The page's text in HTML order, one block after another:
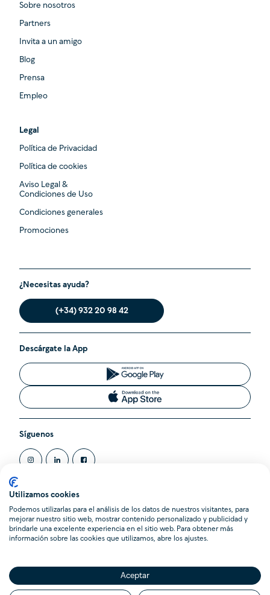
Sobre nosotros
Partners
Invita a un amigo
Blog
Prensa
Empleo
Legal
Política de Privacidad
Política de cookies
Aviso Legal &
Condiciones de Uso
Condiciones generales
Promociones
¿Necesitas ayuda?
(+34) 932 20 98 42
Descárgate la App
Síguenos
@2020 Cleverea SL. Todos los derechos reservados.
Cleverea es una Agencia de Suscripción inscrita en el Registro
Administrativo de la Dirección General de Seguros y Fondos de
Utilizamos cookies
Podemos utilizarlas para el análisis de los datos de nuestros visitantes, para
mejorar nuestro sitio web, mostrar contenido personalizado y publicidad y
brindarle una excelente experiencia en el sitio web. Para obtener más
información sobre las cookies que utilizamos, abre los ajustes.
Aceptar